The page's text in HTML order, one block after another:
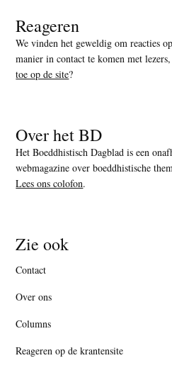
Reageren
We vinden het geweldig om reacties
manier in contact te komen met
toe op de site?
Over het BD
Het Boeddhistisch Dagblad is een
webmagazine over boeddhistische
Lees ons colofon.
Zie ook
Contact
Over ons
Columns
Reageren op de krantensite